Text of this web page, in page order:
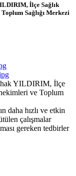
İlçe Sağlık
Sağlığı Merkezi
YILDIRIM, İlçe
ve Toplum
daha hızlı ve etkin
çalışmalar
gereken tedbirler